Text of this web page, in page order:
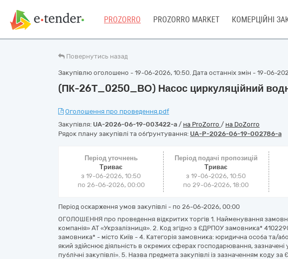
PROZORRO PROZORRO MARKET КОМЕРЦІЙНІ
Повернутись назад
Закупівлю оголошено - 19-06-2026, 10:50. Дата останніх змін - 19-06-
(ПК-26Т_0250_ВО) Насос циркуляційний
Оголошення про проведення.pdf
Закупівля: UA-2026-06-19-003422-a / на ProZorro / на DoZorro
Рядок плану закупівлі та обґрунтування: UA-P-2026-06-19-002786-a
Період уточнень
Триває
з 19-06-2026, 10:50
по 26-06-2026, 00:00
Період подачі пропозицій
Триває
з 19-06-2026, 10:50
по 29-06-2026, 18:00
Період оскарження умов закупівлі - по 26-06-2026, 00:00
ОГОЛОШЕННЯ про проведення відкритих торгів 1. Найменування
компанія» АТ «Укрзалізниця». 2. Код згідно з ЄДРПОУ замовника*
замовника* - місто Київ - 4. Категорія замовника: юридична особа та/
який здійснює діяльність в окремих сферах господарювання, зазначені
публічні закупівлі». 5. Назва предмета закупівлі із зазначенням коду